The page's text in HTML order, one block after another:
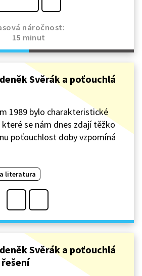
náročnost:
15 minut
Svěrák a poťouchlá
1989 bylo charakteristické
se nám dnes zdají těžko
poťouchlost doby vzpomíná
a literatura
Svěrák a poťouchlá